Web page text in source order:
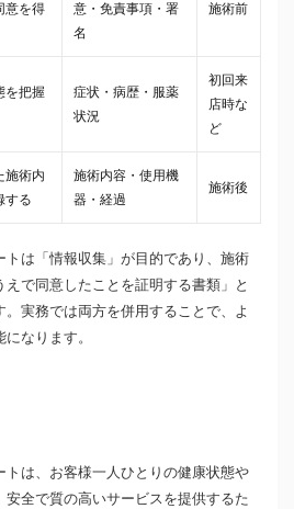
意を得
意・免責事項・署
名
施術前
を把握
症状・病歴・服薬
状況
初回来
店時な
ど
施術内
する
施術内容・使用機
器・経過
施術後
トは「情報収集」が目的であり、施術
えで同意したことを証明する書類」と
実務では両方を併用することで、よ
なります。
トは、お客様一人ひとりの健康状態や
全で質の高いサービスを提供するた